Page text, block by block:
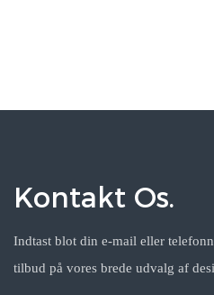
Kontakt Os.
Indtast blot din e-mail eller
tilbud på vores brede udvalg af